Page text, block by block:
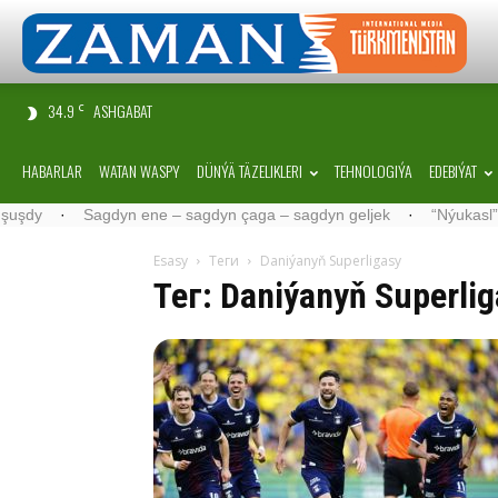
34.9 C ASHGABAT
HABARLAR WATAN WASPY DÜNÝÄ TÄZELIKLERI TEHNOLOGIÝA EDEBIÝAT
· Sagdyn ene – sagdyn çaga – sagdyn geljek · “Nýukasl”
Esasy Теги Daniýanyň Superligasy
Тег: Daniýanyň